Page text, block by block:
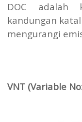
DOC adalah
kandungan
mengurangi
VNT (Variable